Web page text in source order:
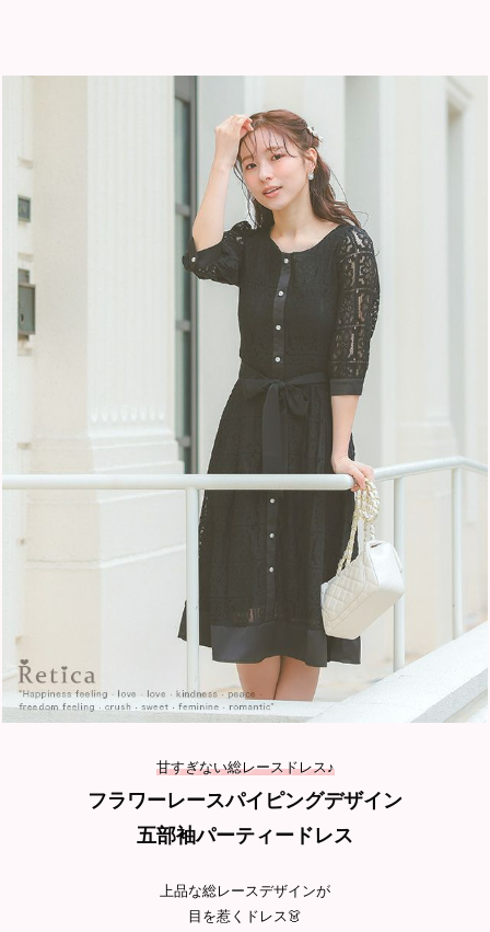
甘すぎない総レースドレス♪
フラワーレースパイピングデザイン
五部袖パーティードレス
上品な総レースデザインが
目を惹くドレス👗